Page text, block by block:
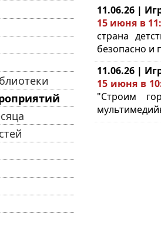
11.06.26 |
15 июня в
страна
безопасно и
11.06.26 |
15 июня в
"Строим